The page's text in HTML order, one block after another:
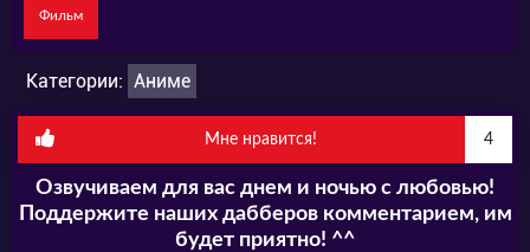
Фильм
Категории: Аниме
Мне нравится! 4
Озвучиваем для вас днем и ночью с любовью!
Поддержите наших дабберов комментарием, им
будет приятно! ^^